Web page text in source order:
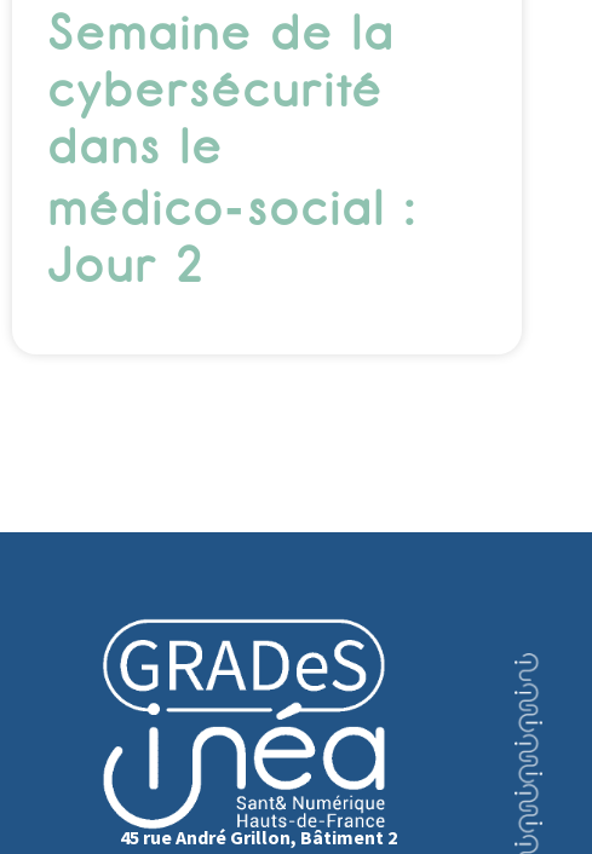
Semaine de la
cybersécurité
dans le
médico‑social :
Jour 2
45 rue André Grillon, Bâtiment 2